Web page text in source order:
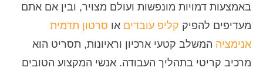
באמצעות דמויות מונפשות ועולם מצויר, ובין אם אתם
מעדיפים להפיק קליפ עובדים או סרטון תדמית
אנימציה המשלב קטעי ארכיון וראיונות, תסריט הוא
מרכיב קריטי בתהליך העבודה. אנשי המקצוע הטובים